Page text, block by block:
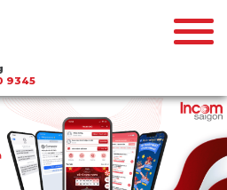
9345